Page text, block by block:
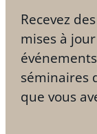
Recevez
mises à
séminaires
que vous